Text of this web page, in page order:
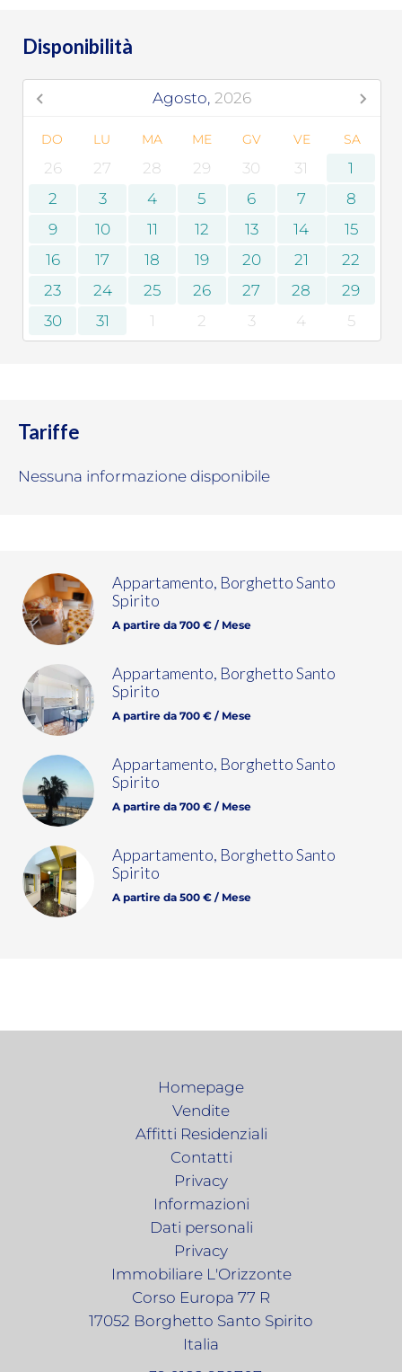
Disponibilità
Agosto, 2026
DO LU MA ME GV VE SA
26 27 28 29 30 31
1
2
3 4 5 6 7
8
9
10 11 12 13 14
15
16
17 18 19 20 21
22
23
24 25 26 27 28
29
30
31 1 2 3 4 5
Tariffe
Nessuna informazione disponibile
Appartamento, Borghetto Santo
Spirito
A partire da 700 € / Mese
Appartamento, Borghetto Santo
Spirito
A partire da 700 € / Mese
Appartamento, Borghetto Santo
Spirito
A partire da 700 € / Mese
Appartamento, Borghetto Santo
Spirito
A partire da 500 € / Mese
Homepage
Vendite
Affitti Residenziali
Contatti
Privacy
Informazioni
Dati personali
Privacy
Immobiliare L'Orizzonte
Corso Europa 77 R
17052 Borghetto Santo Spirito
Italia